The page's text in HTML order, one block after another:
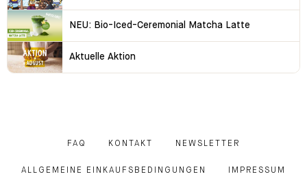
NEU: Bio-Iced-Ceremonial Matcha Latte
Aktuelle Aktion
FAQ KONTAKT NEWSLETTER
ALLGEMEINE EINKAUFSBEDINGUNGEN IMPRESSUM